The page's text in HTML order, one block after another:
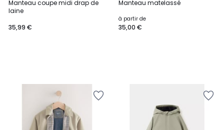
Manteau coupe midi drap de
laine
35,99 €
Manteau matelassé
à partir de
35,00 €